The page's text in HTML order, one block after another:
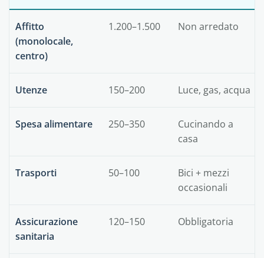
Affitto
(monolocale,
centro)
1.200–1.500 Non arredato
Utenze 150–200 Luce, gas, acqua
Spesa alimentare 250–350
Cucinando a
casa
Trasporti 50–100
Bici + mezzi
occasionali
Assicurazione
sanitaria
120–150 Obbligatoria